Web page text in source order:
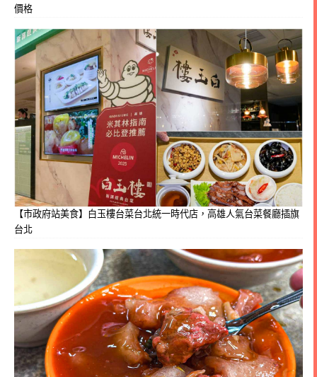
價格
【市政府站美食】白玉樓台菜台北統一時代店，高雄人氣台菜餐廳插旗
台北